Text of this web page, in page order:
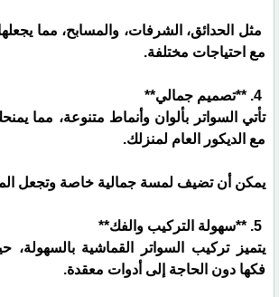
مثل الحدائق، الشرفات، والمسابح، مما
مع احتياجات مختلفة.
تأتي السواتر بألوان وأنماط متنوعة، مما
مع الديكور العام لمنزلك.
يمكن أن تضيف لمسة جمالية خاصة وتجعل
يتميز تركيب السواتر القماشية بالسهولة،
فكها دون الحاجة إلى أدوات معقدة.